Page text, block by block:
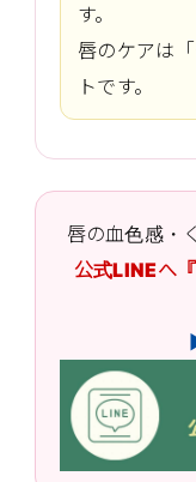
す。
唇のケアは
トです。
唇の血色感・
公式LINEへ